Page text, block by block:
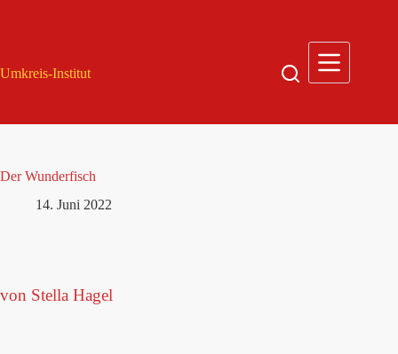
Umkreis-Institut
Der Wunderfisch
14. Juni 2022
von Stella Hagel